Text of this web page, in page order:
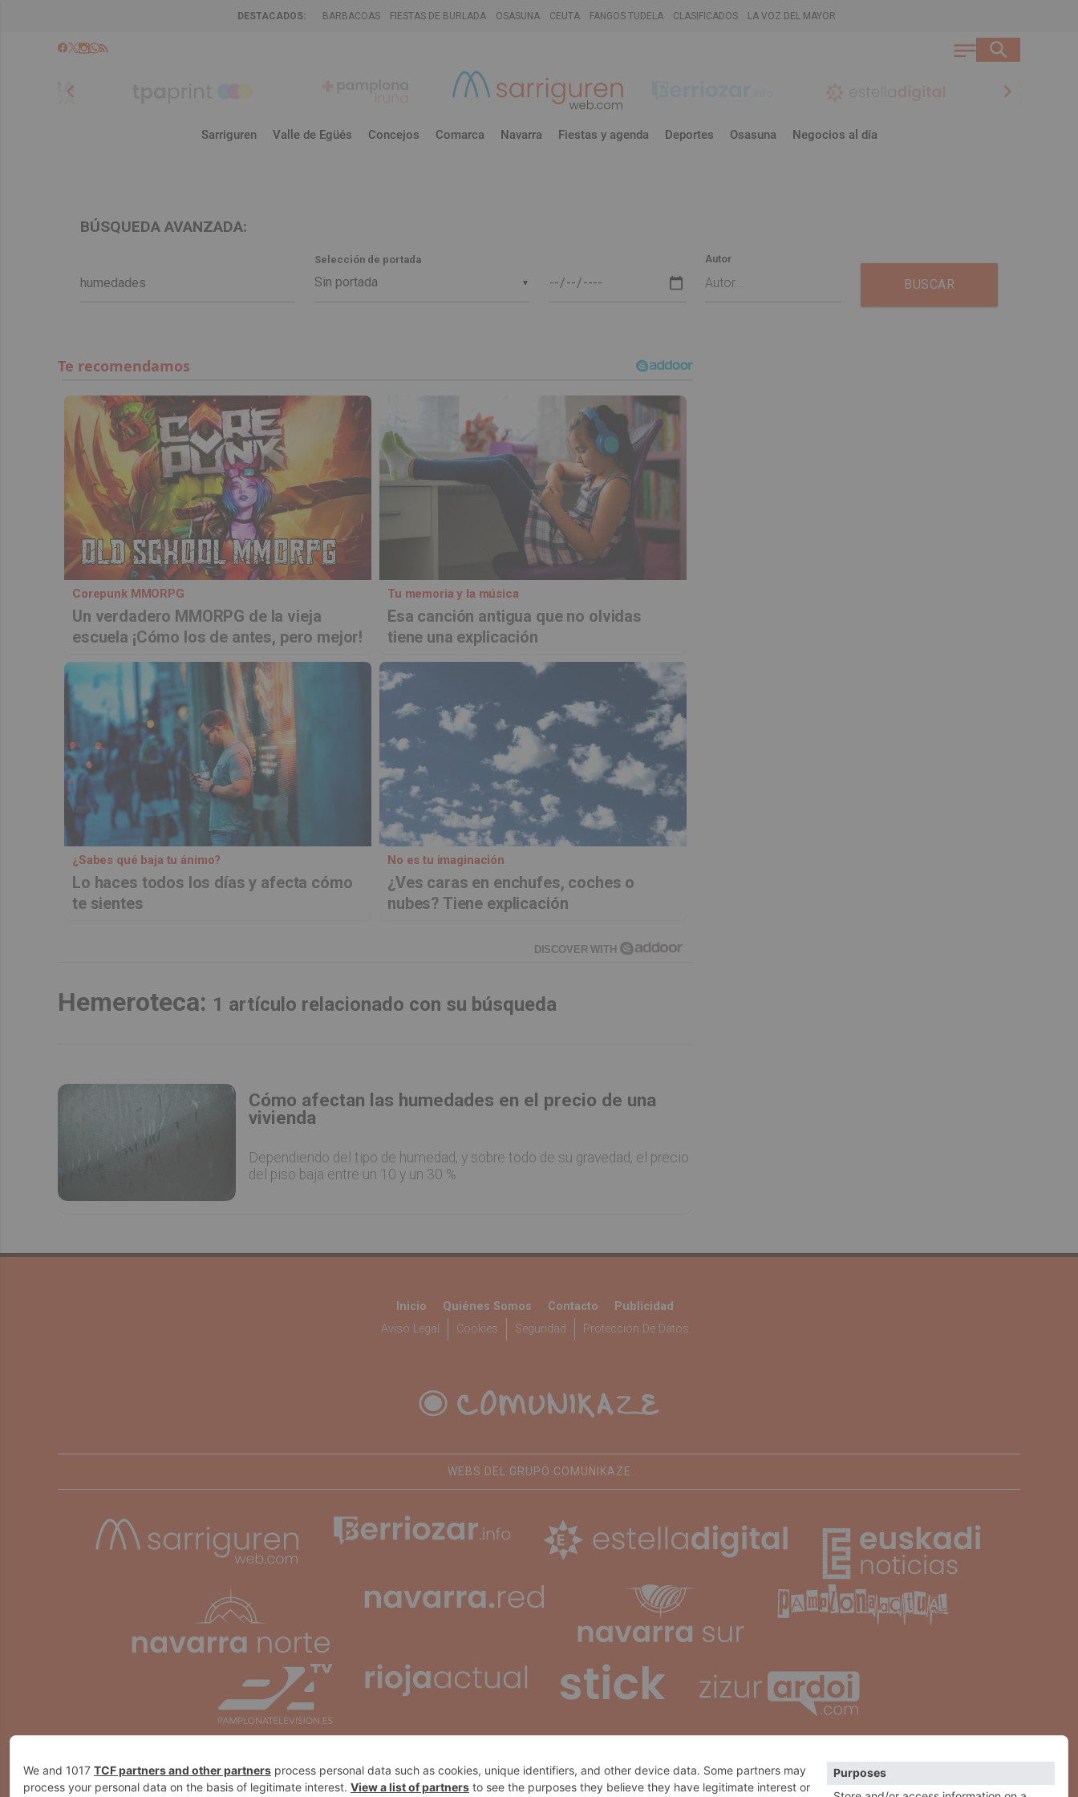
DESTACADOS: BARBACOAS FIESTAS DE BURLADA OSASUNA CEUTA FANGOS TUDELA CLASIFICADOS LA VOZ DEL MAYOR
chevron_left chevron_right
Sarriguren Valle de Egüés Concejos Comarca Navarra Fiestas y agenda Deportes Osasuna Negocios al día
BÚSQUEDA AVANZADA:
▼
Selección de portada Autor
BUSCAR
Corepunk MMORPG
Un verdadero MMORPG de la vieja
escuela ¡Cómo los de antes, pero mejor!
Tu memoria y la música
Esa canción antigua que no olvidas
tiene una explicación
¿Sabes qué baja tu ánimo?
Lo haces todos los días y afecta cómo
te sientes
No es tu imaginación
¿Ves caras en enchufes, coches o
nubes? Tiene explicación
DISCOVER WITH
Hemeroteca: 1 artículo relacionado con su búsqueda
Cómo afectan las humedades en el precio de una
vivienda
Dependiendo del tipo de humedad, y sobre todo de su gravedad, el precio
del piso baja entre un 10 y un 30 %
Inicio Quiénes Somos Contacto
Publicidad
Aviso Legal
Cookies Seguridad Protección De Datos
WEBS DEL GRUPO COMUNIKAZE